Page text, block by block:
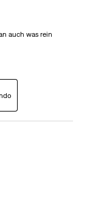
auch was rein